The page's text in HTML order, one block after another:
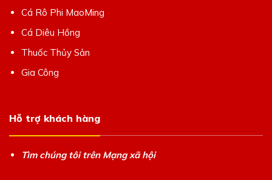
Cá Rô Phi MaoMing
Cá Diêu Hồng
Thuốc Thủy Sản
Gia Công
Hỗ trợ khách hàng
Tìm chúng tôi trên Mạng xã hội